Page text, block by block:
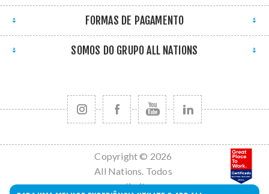
FORMAS DE PAGAMENTO
SOMOS DO GRUPO ALL NATIONS
Copyright © 2026
All Nations. Todos
os direitos